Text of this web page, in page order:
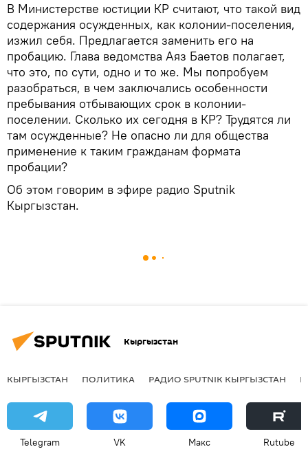
В Министерстве юстиции КР считают, что такой вид
содержания осужденных, как колонии-поселения,
изжил себя. Предлагается заменить его на
пробацию. Глава ведомства Аяз Баетов полагает,
что это, по сути, одно и то же. Мы попробуем
разобраться, в чем заключались особенности
пребывания отбывающих срок в колонии-
поселении. Сколько их сегодня в КР? Трудятся ли
там осужденные? Не опасно ли для общества
применение к таким гражданам формата
пробации?
Об этом говорим в эфире радио Sputnik
Кыргызстан.
Кыргызстан
КЫРГЫЗСТАН ПОЛИТИКА РАДИО SPUTNIK КЫРГЫЗСТАН
Telegram VK Макс Rutube